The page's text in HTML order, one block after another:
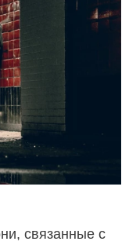
связанные с